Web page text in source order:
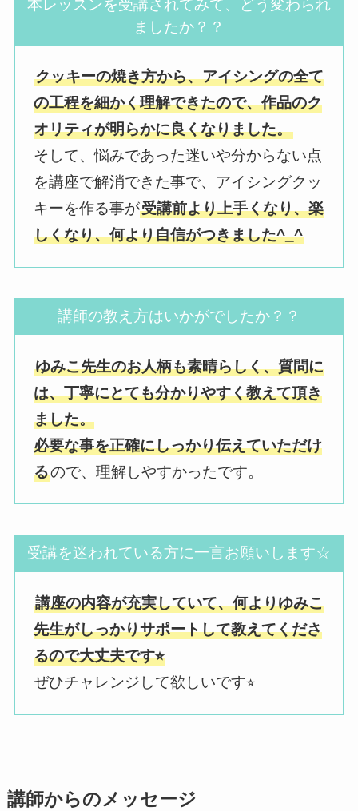
本レッスンを受講されてみて、どう変わられ
ましたか？？
クッキーの焼き方から、アイシングの全て
の工程を細かく理解できたので、作品のク
オリティが明らかに良くなりました。
そして、悩みであった迷いや分からない点
を講座で解消できた事で、アイシングクッ
キーを作る事が受講前より上手くなり、楽
しくなり、何より自信がつきました^_^
講師の教え方はいかがでしたか？？
ゆみこ先生のお人柄も素晴らしく、質問に
は、丁寧にとても分かりやすく教えて頂き
ました。
必要な事を正確にしっかり伝えていただけ
るので、理解しやすかったです。
受講を迷われている方に一言お願いします☆
講座の内容が充実していて、何よりゆみこ
先生がしっかりサポートして教えてくださ
るので大丈夫です⭐︎
ぜひチャレンジして欲しいです⭐︎
講師からのメッセージ